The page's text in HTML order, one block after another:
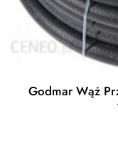
Godmar Wąż